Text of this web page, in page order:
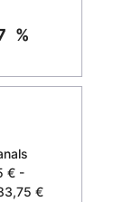
%
€ -
€